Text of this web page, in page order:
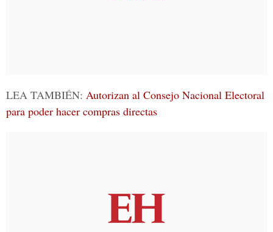
LEA TAMBIÉN: Autorizan al Consejo Nacional Electoral
para poder hacer compras directas